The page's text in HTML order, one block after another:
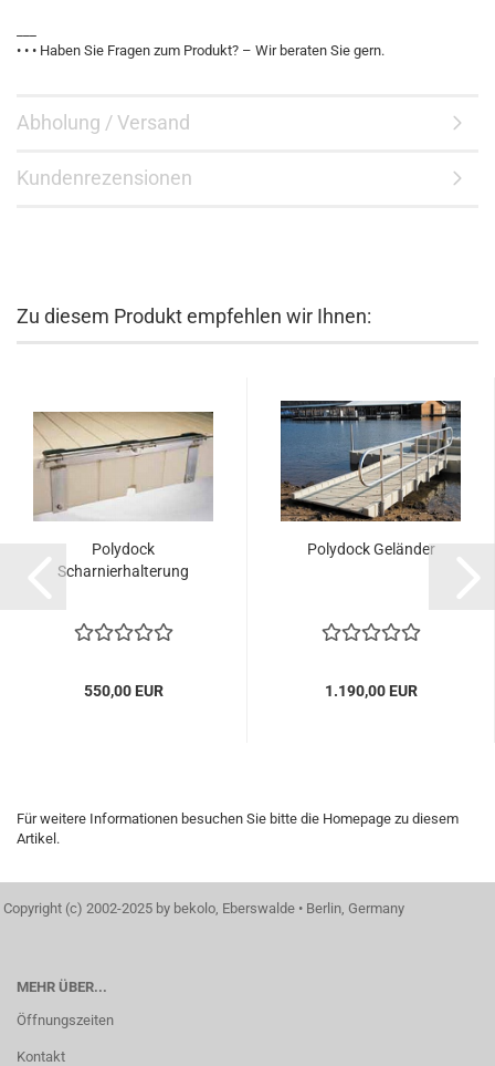
• • • Haben Sie Fragen zum Produkt? – Wir beraten Sie gern.
Abholung / Versand
Kundenrezensionen
Zu diesem Produkt empfehlen wir Ihnen:
Polydock
Scharnierhalterung
550,00 EUR
Polydock Geländer
1.190,00 EUR
Für weitere Informationen besuchen Sie bitte die Homepage zu diesem
Artikel.
Copyright (c) 2002-2025 by bekolo, Eberswalde • Berlin, Germany
MEHR ÜBER...
Öffnungszeiten
Kontakt